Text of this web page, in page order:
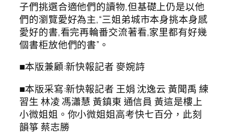
子們挑選合適他們的讀物,但基礎上仍是以他
們的瀏覽愛好為主,“三姐弟城市本身挑本身感
愛好的書,看完再輪番交流著看,家里都有好幾
個書柜放他們的書”。
■本版兼顧:新快報記者 麥婉詩
■本版采寫:新快報記者 王娟 沈逸云 黃聞禹 練
習生 林凌 馮瀟慧 黃鎮東 通信員 黃這是樓上
小微姐姐。你小微姐姐高考快七百分，此刻
韻箏 蔡志勝